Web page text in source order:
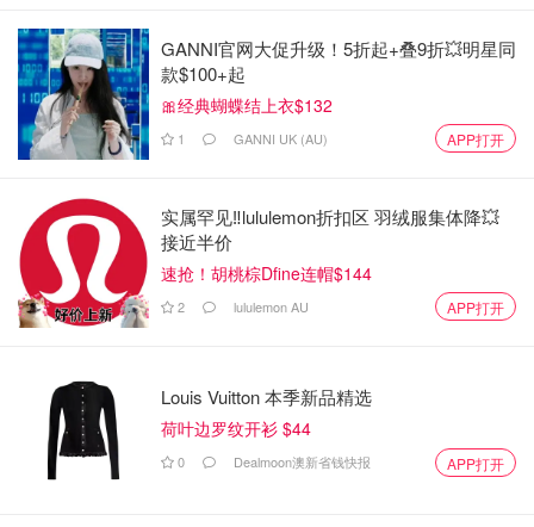
今日最大赢家： Greatland Resources
股价暴涨11.07%，
因其将Telfer金矿资源量预估大幅上调150%至800万盎司。
今日最大输家：家居电商Temple and Webster
6.47%）和Judo Capital
（跌6.23%）。
汇市方面，澳元兑美元汇率报
🔮 分析师怎么看？
市场分析师托尼·西卡摩尔（Tony Sycamore）指出，本周
澳元的命运全看“中东脸色”。
“任何局势的进一步升级都会让澳元持续承压。只有霍尔木
兹海峡出现实质性重开进展，市场才能获得急需的喘息之
机。”
他还提醒，本地交易员将紧盯澳联储（RBA）即将公布的会
GANNI官网大促升级！5折起+叠9折💥明星同
款$100+起
🎀经典蝴蝶结上衣$132
1 GANNI UK (AU) APP打开
实属罕见‼️lululemon折扣区 羽绒服集体降💥
接近半价
速抢！胡桃棕Dfine连帽$144
2 lululemon AU APP打开
Louis Vuitton 本季新品精选
荷叶边罗纹开衫 $44
0 Dealmoon澳新省钱快报 APP打开